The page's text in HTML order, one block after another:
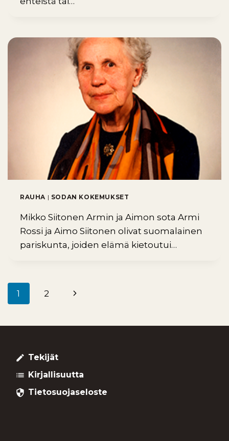
RAUHA | SODAN KOKEMUKSET
Mikko Siitonen Armin ja Aimon sota Armi
Rossi ja Aimo Siitonen olivat suomalainen
pariskunta, joiden elämä kietoutui…
Sivunavigointi
1 2
Seuraava
create Tekijät
list Kirjallisuutta
security Tietosuojaseloste